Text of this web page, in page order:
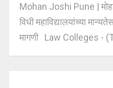
Mohan Joshi Pune |
विधी महाविद्यालयांच्या
मागणी Law Colleges -